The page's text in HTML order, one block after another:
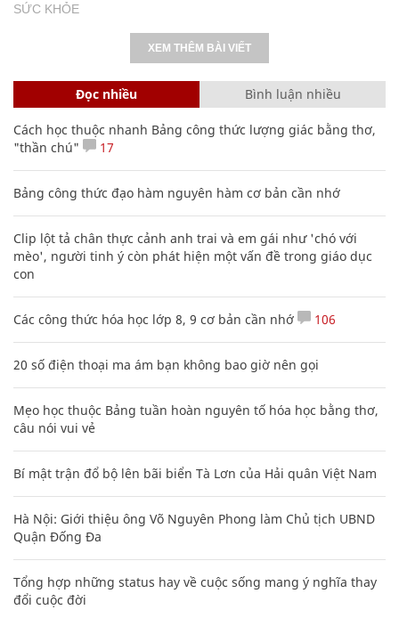
SỨC KHỎE
XEM THÊM BÀI VIẾT
Đọc nhiều Bình luận nhiều
Cách học thuộc nhanh Bảng công thức lượng giác bằng thơ,
"thần chú"
17
Bảng công thức đạo hàm nguyên hàm cơ bản cần nhớ
Clip lột tả chân thực cảnh anh trai và em gái như 'chó với
mèo', người tinh ý còn phát hiện một vấn đề trong giáo dục
con
Các công thức hóa học lớp 8, 9 cơ bản cần nhớ 106
20 số điện thoại ma ám bạn không bao giờ nên gọi
Mẹo học thuộc Bảng tuần hoàn nguyên tố hóa học bằng thơ,
câu nói vui vẻ
Bí mật trận đổ bộ lên bãi biển Tà Lơn của Hải quân Việt Nam
Hà Nội: Giới thiệu ông Võ Nguyên Phong làm Chủ tịch UBND
Quận Đống Đa
Tổng hợp những status hay về cuộc sống mang ý nghĩa thay
đổi cuộc đời